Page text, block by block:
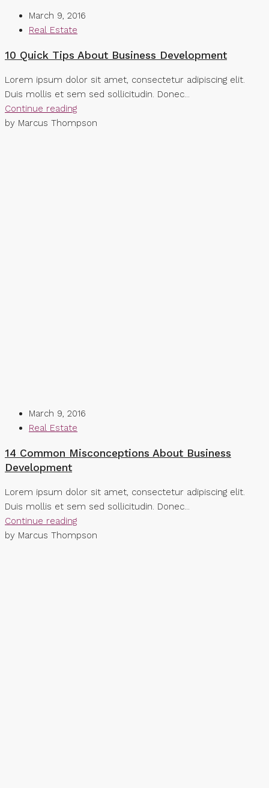
March 9, 2016
Real Estate
10 Quick Tips About Business Development
Lorem ipsum dolor sit amet, consectetur adipiscing elit.
Duis mollis et sem sed sollicitudin. Donec...
Continue reading
by Marcus Thompson
March 9, 2016
Real Estate
14 Common Misconceptions About Business
Development
Lorem ipsum dolor sit amet, consectetur adipiscing elit.
Duis mollis et sem sed sollicitudin. Donec...
Continue reading
by Marcus Thompson